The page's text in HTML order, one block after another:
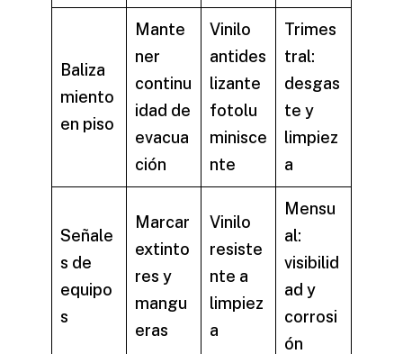
Baliza
miento
en piso
Mante
ner
continu
idad de
evacua
ción
Vinilo
antides
lizante
fotolu
minisce
nte
Trimes
tral:
desgas
te y
limpiez
a
Señale
s de
equipo
s
Marcar
extinto
res y
mangu
eras
Vinilo
resiste
nte a
limpiez
a
Mensu
al:
visibilid
ad y
corrosi
ón